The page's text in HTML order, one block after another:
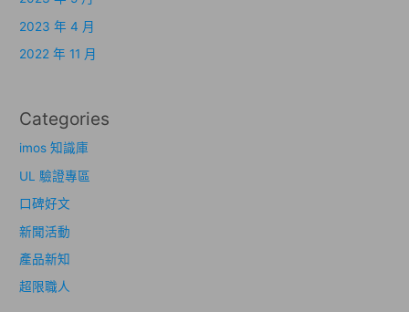
2023 年 4 月
2022 年 11 月
Categories
imos 知識庫
UL 驗證專區
口碑好文
新聞活動
產品新知
超限職人